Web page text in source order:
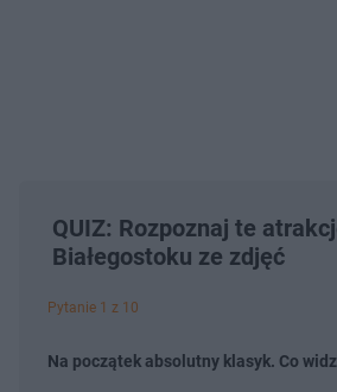
QUIZ: Rozpoznaj te
Białegostoku ze zdjęć
Pytanie 1 z 10
Na początek absolutny klasyk. Co